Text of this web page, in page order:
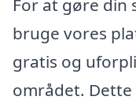
bruge vores
gratis og
området.